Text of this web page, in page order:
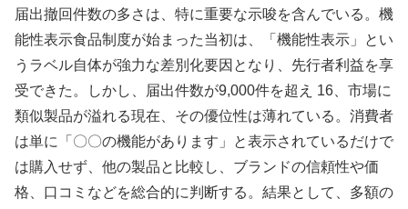
届出撤回件数の多さは、特に重要な示唆を含んでいる。機
能性表示食品制度が始まった当初は、「機能性表示」とい
うラベル自体が強力な差別化要因となり、先行者利益を享
受できた。しかし、届出件数が9,000件を超え 16、市場に
類似製品が溢れる現在、その優位性は薄れている。消費者
は単に「〇〇の機能があります」と表示されているだけで
は購入せず、他の製品と比較し、ブランドの信頼性や価
格、口コミなどを総合的に判断する。結果として、多額の